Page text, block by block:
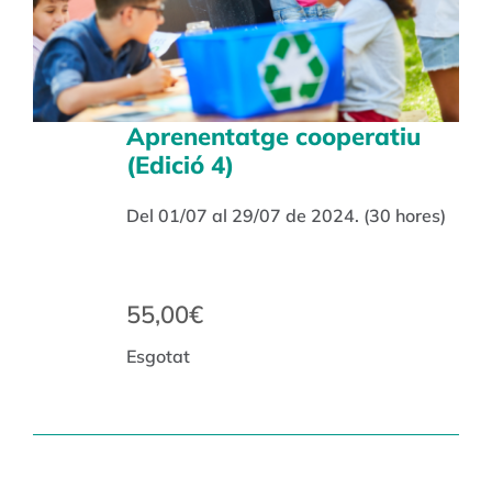
Aprenentatge cooperatiu
(Edició 4)
Del 01/07 al 29/07 de 2024. (30 hores)
55,00€
Esgotat